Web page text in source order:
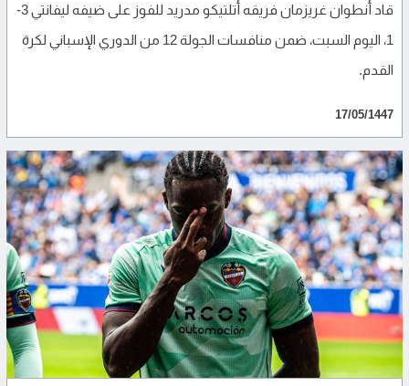
قاد أنطوان غريزمان فريقه أتلتيكو مدريد للفوز على ضيفه ليفانتي 3-
1، اليوم السبت، ضمن منافسات الجولة 12 من الدوري الإسباني لكرة
القدم.
17/05/1447